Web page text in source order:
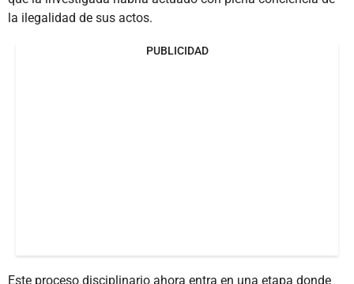
la ilegalidad de sus actos.
PUBLICIDAD
Este proceso disciplinario ahora entra en una etapa donde